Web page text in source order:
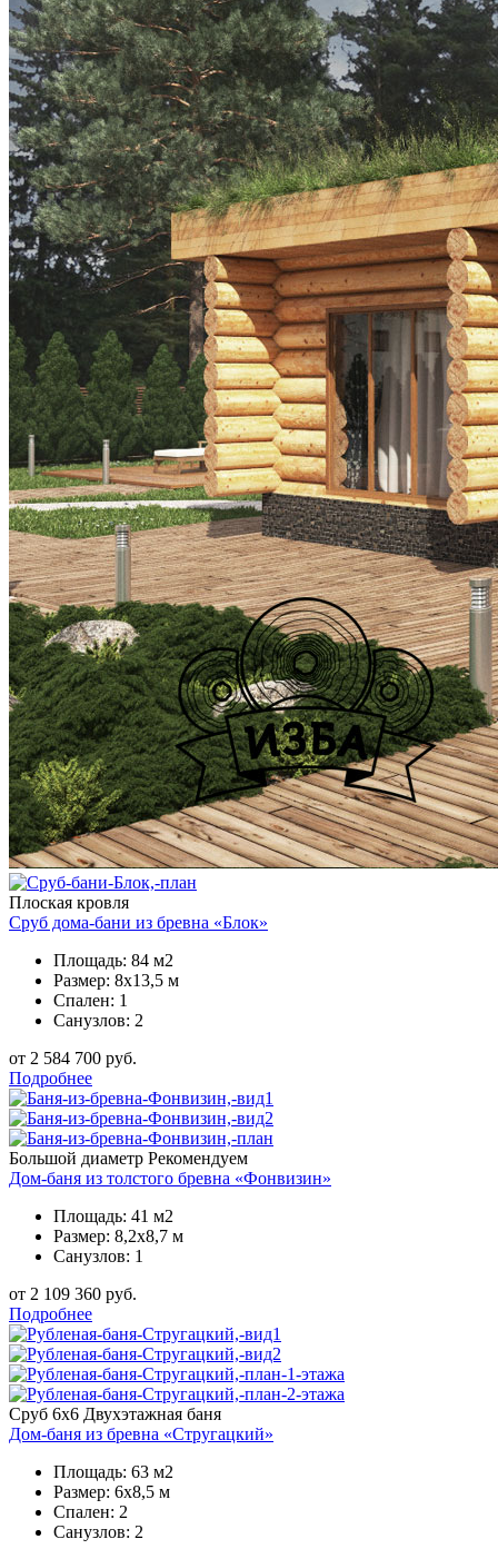
Плоская кровля
Сруб дома-бани из бревна «Блок»
Площадь: 84 м2
Размер: 8х13,5 м
Спален: 1
Санузлов: 2
от 2 584 700 руб.
Подробнее
Большой диаметр Рекомендуем
Дом-баня из толстого бревна «Фонвизин»
Площадь: 41 м2
Размер: 8,2х8,7 м
Санузлов: 1
от 2 109 360 руб.
Подробнее
Сруб 6х6 Двухэтажная баня
Дом-баня из бревна «Стругацкий»
Площадь: 63 м2
Размер: 6х8,5 м
Спален: 2
Санузлов: 2